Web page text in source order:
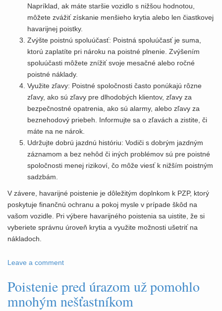
Napríklad, ak máte staršie vozidlo s nižšou hodnotou,
môžete zvážiť získanie menšieho krytia alebo len čiastkovej
havarijnej poistky.
Zvýšte poistnú spoluúčasť: Poistná spoluúčasť je suma,
ktorú zaplatíte pri nároku na poistné plnenie. Zvýšením
spoluúčasti môžete znížiť svoje mesačné alebo ročné
poistné náklady.
Využite zľavy: Poistné spoločnosti často ponúkajú rôzne
zľavy, ako sú zľavy pre dlhodobých klientov, zľavy za
bezpečnostné opatrenia, ako sú alarmy, alebo zľavy za
beznehodový priebeh. Informujte sa o zľavách a zistite, či
máte na ne nárok.
Udržujte dobrú jazdnú históriu: Vodiči s dobrým jazdným
záznamom a bez nehôd či iných problémov sú pre poistné
spoločnosti menej rizikoví, čo môže viesť k nižším poistným
sadzbám.
V závere, havarijné poistenie je dôležitým doplnkom k PZP, ktorý
poskytuje finančnú ochranu a pokoj mysle v prípade škôd na
vašom vozidle. Pri výbere havarijného poistenia sa uistite, že si
vyberiete správnu úroveň krytia a využite možnosti ušetriť na
nákladoch.
Leave a comment
Poistenie pred úrazom už pomohlo
mnohým nešťastníkom